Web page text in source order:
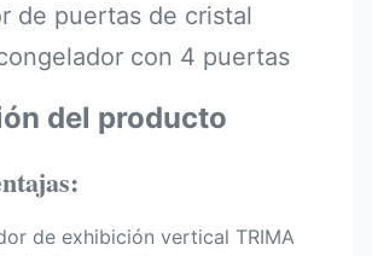
de puertas de cristal
con 4 puertas
del producto
de exhibición vertical TRIMA